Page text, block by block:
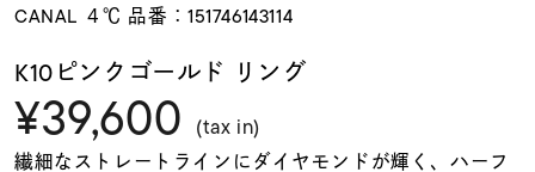
ファッションテイス
ト
CANAL ４℃ 品番：151746143114
K10ピンクゴールド リング
¥39,600 (tax in)
繊細なストレートラインにダイヤモンドが輝く、ハーフ